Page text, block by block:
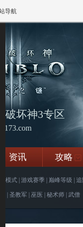
导航
破坏神3专区
资讯 攻略 +
险模式 游戏赛季 巅峰等级
圣教军 巫医 秘术师 武僧